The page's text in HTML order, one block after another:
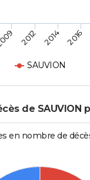
SAUVION
2012 2014 2016
de SAUVION
en nombre de